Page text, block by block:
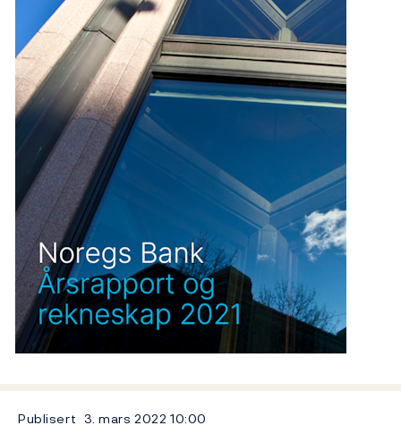
Publisert 3. mars 2022 10:00